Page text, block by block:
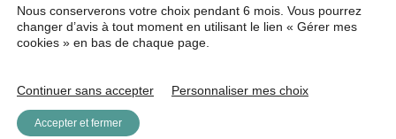
Nous conserverons votre choix pendant 6 mois. Vous pourrez
changer d’avis à tout moment en utilisant le lien « Gérer mes
cookies » en bas de chaque page.
Continuer sans accepter Personnaliser mes choix
Accepter et fermer